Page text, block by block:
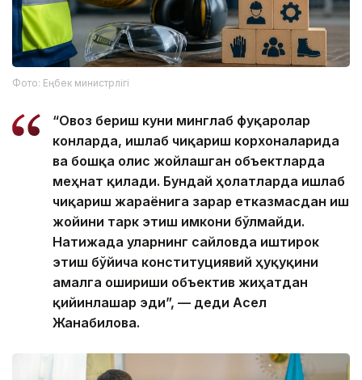
Фото: Еңбек министрлігі
“Овоз бериш куни минглаб фуқаролар
конларда, ишлаб чиқариш корхоналарида
ва бошқа олис жойлашган объектларда
меҳнат қилади. Бундай ҳолатларда ишлаб
чиқариш жараёнига зарар етказмасдан иш
жойини тарк этиш имкони бўлмайди.
Натижада уларнинг сайловда иштирок
этиш бўйича конституциявий ҳуқуқини
амалга ошириши объектив жиҳатдан
қийинлашар эди”, — деди Асел
Жанабилова.